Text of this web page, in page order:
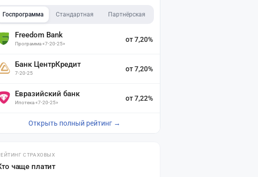
Госпрограмма Стандартная Партнёрская
Freedom Bank
Программа «7-20-25»
от 7,20%
Банк ЦентрКредит
7-20-25
от 7,20%
Евразийский банк
Ипотека «7-20-25»
от 7,22%
Открыть полный рейтинг →
СТРАХОВЫХ
чаще платит